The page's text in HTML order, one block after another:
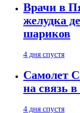
Врачи в
желудка
шариков
4 дня спустя
Самолет
на связь
4 дня спустя